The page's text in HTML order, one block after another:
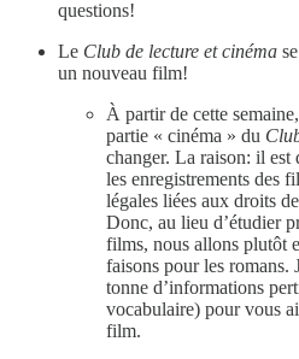
questions!
Le Club de lecture et cinéma
un nouveau film!
À partir de cette
partie « cinéma » du
changer. La raison: il
les enregistrements des
légales liées aux droits
Donc, au lieu d’étudier
films, nous allons plutôt
faisons pour les romans.
tonne d’informations
vocabulaire) pour vous
film.